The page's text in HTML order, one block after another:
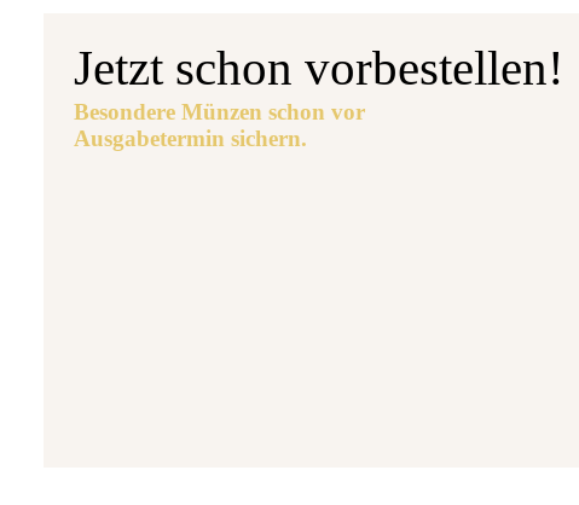
Jetzt schon vorbestellen!
Besondere Münzen schon vor
Ausgabetermin sichern.
5